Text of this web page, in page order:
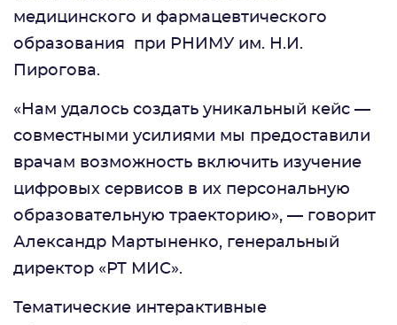
медицинского и фармацевтического
образования при РНИМУ им. Н.И.
Пирогова.
«Нам удалось создать уникальный кейс —
совместными усилиями мы предоставили
врачам возможность включить изучение
цифровых сервисов в их персональную
образовательную траекторию», — говорит
Александр Мартыненко, генеральный
директор «РТ МИС».
Тематические интерактивные